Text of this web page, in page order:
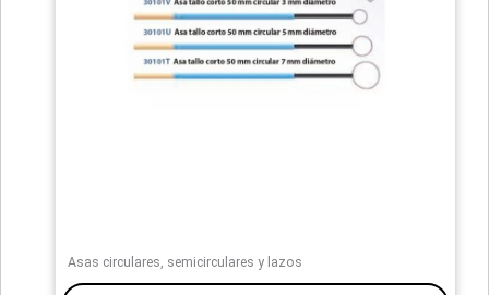
Asas circulares, semicirculares y lazos